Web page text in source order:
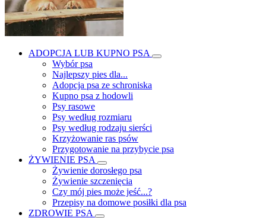
ADOPCJA LUB KUPNO PSA
Wybór psa
Najlepszy pies dla...
Adopcja psa ze schroniska
Kupno psa z hodowli
Psy rasowe
Psy według rozmiaru
Psy według rodzaju sierści
Krzyżowanie ras psów
Przygotowanie na przybycie psa
ŻYWIENIE PSA
Żywienie dorosłego psa
Żywienie szczenięcia
Czy mój pies może jeść...?
Przepisy na domowe posiłki dla psa
ZDROWIE PSA